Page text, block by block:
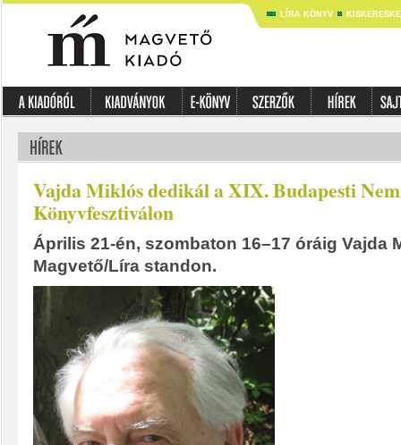
LÍRA KÖNYV
Vajda Miklós dedikál a XIX. Budapesti
Könyvfesztiválon
Április 21-én, szombaton 16–17 óráig Vajda
Magvető/Líra standon.